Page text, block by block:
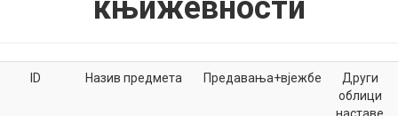
књижевности
ID Назив предмета Предавања+вјежбе
Други
облици